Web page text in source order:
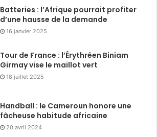
Batteries : l’Afrique pourrait profiter
d’une hausse de la demande
16 janvier 2025
Tour de France : l’Érythréen Biniam
Girmay vise le maillot vert
18 juillet 2025
Handball : le Cameroun honore une
fâcheuse habitude africaine
20 avril 2024